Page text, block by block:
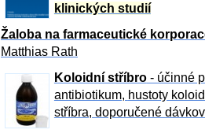
klinických studií
Žaloba na farmaceutické
Matthias Rath
Koloidní stříbro- účinné
antibiotikum, hustoty
stříbra, doporučené